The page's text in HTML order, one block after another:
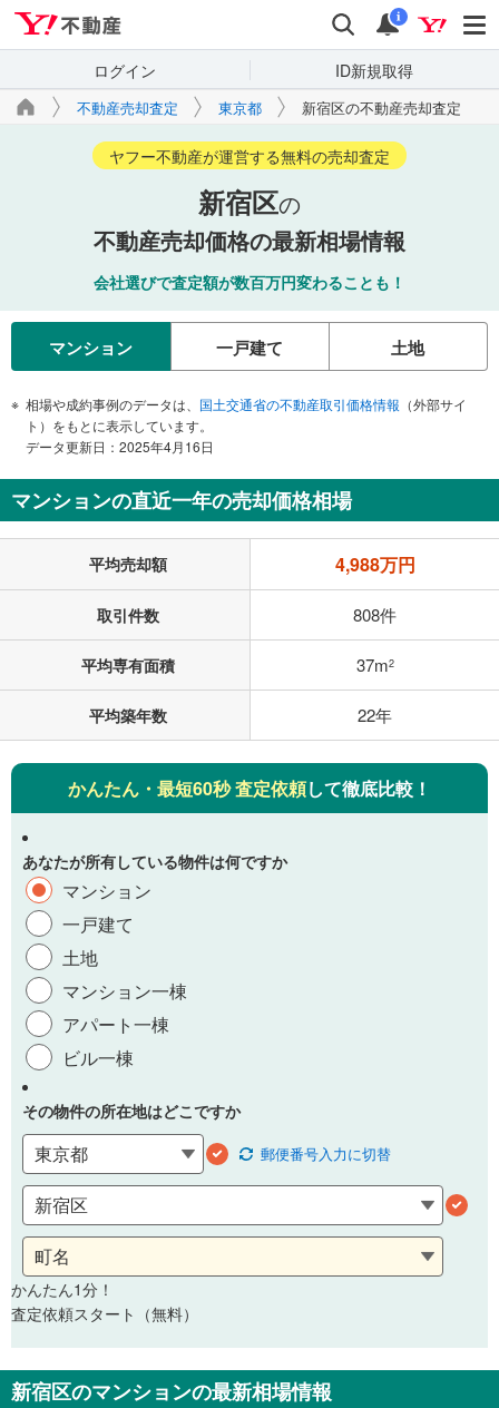
検索 通知
i
ログイン ID新規取得
不動産売却査定 東京都 新宿区の不動産売却査定
ヤフー不動産が運営する無料の売却査定
新宿区の
不動産売却価格の最新相場情報
会社選びで査定額が数百万円変わることも！
マンション 一戸建て 土地
相場や成約事例のデータは、 国土交通省の不動産取引価格情報 （外部サイ
ト）をもとに表示しています。
データ更新日：2025年4月16日
マンションの直近一年の売却価格相場
平均売却額 4,988万円
取引件数 808件
平均専有面積 37m2
平均築年数 22年
かんたん・最短60秒 査定依頼して徹底比較！
あなたが所有している物件は何ですか
マンション
一戸建て
土地
マンション一棟
アパート一棟
ビル一棟
その物件の所在地はどこですか
郵便番号入力に切替
かんたん1分！
査定依頼スタート（無料）
新宿区のマンションの最新相場情報